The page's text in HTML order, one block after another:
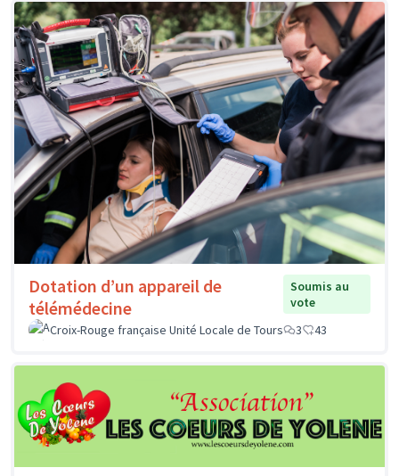
Dotation d’un appareil de
télémédecine
Soumis au
vote
Croix-Rouge française Unité Locale de Tours
3 43